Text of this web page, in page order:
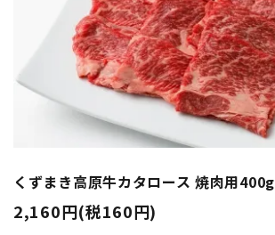
くずまき高原牛カタロース 焼肉用400g
2,160円(税160円)